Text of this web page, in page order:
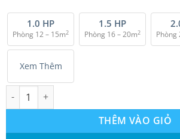
₫ 4.950.000.
là:
₫
1.0 HP
Phòng 12 – 15m2
1.5 HP
Phòng 16 – 20m2 Phòng
Xem Thêm
Máy lạnh Funiki 1.0 HP (1 Ngựa)
THÊM VÀO GIỎ